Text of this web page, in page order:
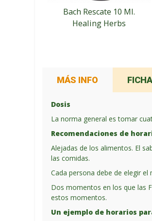
Bach Rescate 10 Ml.
Healing Herbs
MÁS INFO
Dosis
La norma general es tomar
Recomendaciones de
Alejadas de los alimentos. El
las comidas.
Cada persona debe de elegir
Dos momentos en los que las
estos momentos.
Un ejemplo de horarios